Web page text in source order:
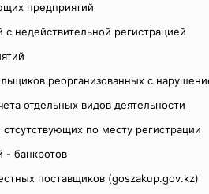
предприятий
недействительной регистрацией
реорганизованных с
отдельных видов деятельности
по месту регистрации
- банкротов
поставщиков (goszakup.gov.kz)